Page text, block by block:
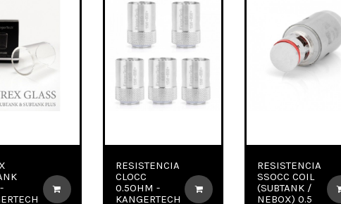
RESISTENCIA
CLOCC
0.5OHM -
KANGERTECH
RESISTENCIA
SSOCC COIL
(SUBTANK /
NEBOX) 0.5